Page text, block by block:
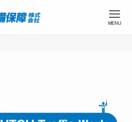
MENU